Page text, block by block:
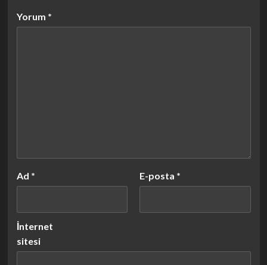
Yorum *
Ad * E-posta *
İnternet
sitesi